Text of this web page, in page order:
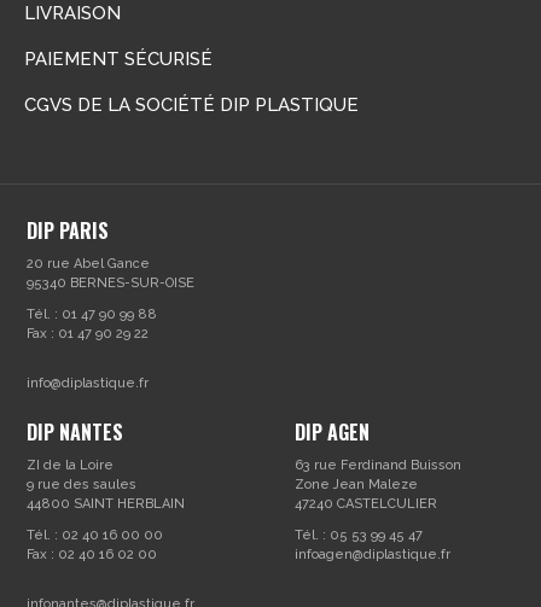
LIVRAISON
PAIEMENT SÉCURISÉ
CGVS DE LA SOCIÉTÉ DIP PLASTIQUE
DIP PARIS
20 rue Abel Gance
95340 BERNES-SUR-OISE
Tél. : 01 47 90 99 88
Fax : 01 47 90 29 22
info@diplastique.fr
DIP NANTES
ZI de la Loire
9 rue des saules
44800 SAINT HERBLAIN
Tél. : 02 40 16 00 00
Fax : 02 40 16 02 00
DIP AGEN
63 rue Ferdinand Buisson
Zone Jean Maleze
47240 CASTELCULIER
Tél. : 05 53 99 45 47
infoagen@diplastique.fr